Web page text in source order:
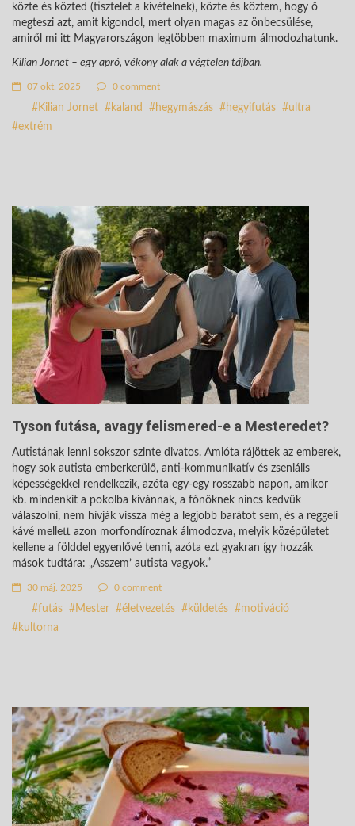
közte és közted (tisztelet a kivételnek), közte és köztem, hogy ő
megteszi azt, amit kigondol, mert olyan magas az önbecsülése,
amiről mi itt Magyarországon legtöbben maximum álmodozhatunk.
Kilian Jornet – egy apró, vékony alak a végtelen tájban.
07 okt. 2025 0 comment
Kilian Jornet kaland hegymászás hegyifutás
ultra
extrém
Tyson futása, avagy felismered-e a Mesteredet?
Autistának lenni sokszor szinte divatos. Amióta rájöttek az emberek,
hogy sok autista emberkerülő, anti-kommunikatív és zseniális
képességekkel rendelkezik, azóta egy-egy rosszabb napon, amikor
kb. mindenkit a pokolba kívánnak, a főnöknek nincs kedvük
válaszolni, nem hívják vissza még a legjobb barátot sem, és a reggeli
kávé mellett azon morfondíroznak álmodozva, melyik középületet
kellene a földdel egyenlővé tenni, azóta ezt gyakran így hozzák
mások tudtára: „Asszem’ autista vagyok.”
30 máj. 2025 0 comment
futás Mester életvezetés küldetés
motiváció
kultorna